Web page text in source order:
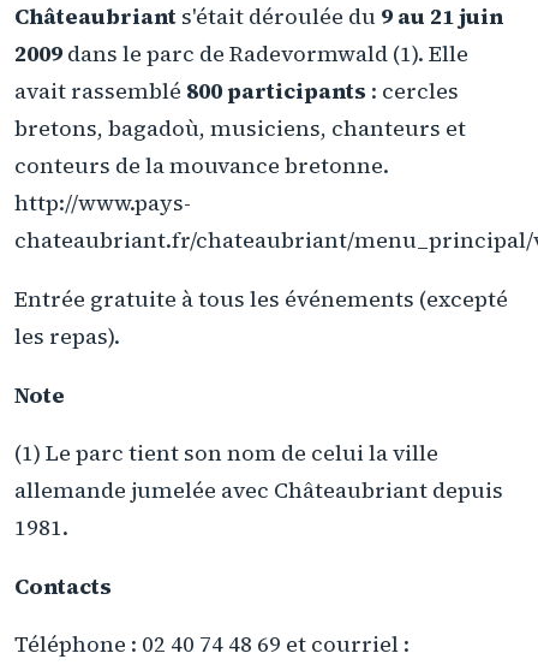
Châteaubriant s'était déroulée du 9 au 21 juin
2009 dans le parc de Radevormwald (1). Elle
avait rassemblé 800 participants : cercles
bretons, bagadoù, musiciens, chanteurs et
conteurs de la mouvance bretonne.
http://www.pays-
chateaubriant.fr/chateaubriant/menu_principal/
Entrée gratuite à tous les événements (excepté
les repas).
Note
(1) Le parc tient son nom de celui la ville
allemande jumelée avec Châteaubriant depuis
1981.
Contacts
Téléphone : 02 40 74 48 69 et courriel :